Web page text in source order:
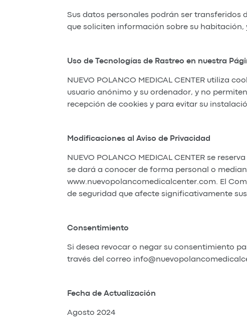
Sus datos personales podrán ser transferidos
que soliciten información sobre su
Uso de Tecnologías de Rastreo en nuestra
NUEVO POLANCO MEDICAL CENTER utiliza
usuario anónimo y su ordenador, y no
recepción de cookies y para evitar su
Modificaciones al Aviso de Privacidad
NUEVO POLANCO MEDICAL CENTER se
se dará a conocer de forma personal o
www.nuevopolancomedicalcenter.com. El
de seguridad que afecte significativamente
Consentimiento
Si desea revocar o negar su consentimiento
través del correo
Fecha de Actualización
Agosto 2024